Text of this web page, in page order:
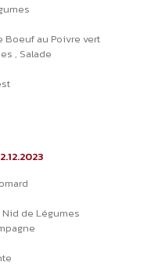
Boeuf au Poivre vert
, Salade
de Légumes